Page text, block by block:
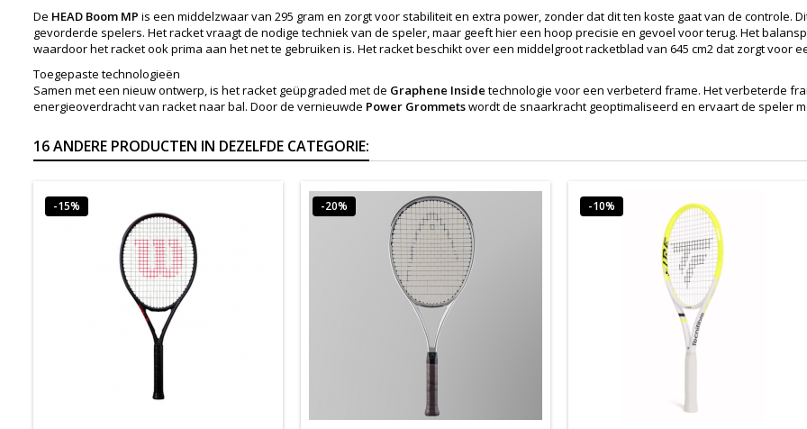
De HEAD Boom MP is een middelzwaar van 295 gram en zorgt voor stabiliteit en extra power, zonder dat dit ten koste gaat van de controle.
gevorderde spelers. Het racket vraagt de nodige techniek van de speler, maar geeft hier een hoop precisie en gevoel voor terug. Het
waardoor het racket ook prima aan het net te gebruiken is. Het racket beschikt over een middelgroot racketblad van 645 cm2 dat zorgt voor
Toegepaste technologieën
Samen met een nieuw ontwerp, is het racket geüpgraded met de Graphene Inside technologie voor een verbeterd frame. Het verbeterde
energieoverdracht van racket naar bal. Door de vernieuwde Power Grommetswordt de snaarkracht geoptimaliseerd en ervaart de speler
16 ANDERE PRODUCTEN IN DEZELFDE CATEGORIE:
-15% -20% -10%